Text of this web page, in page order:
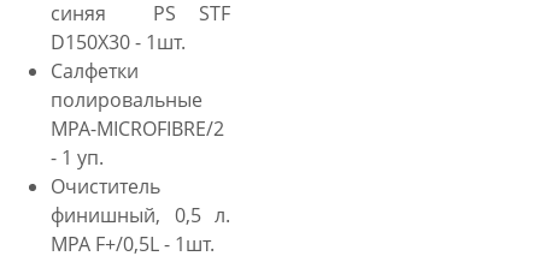
синяя PS STF
D150X30 - 1шт.
Салфетки
полировальные
MPA-MICROFIBRE/2
- 1 уп.
Очиститель
финишный, 0,5 л.
MPA F+/0,5L - 1шт.